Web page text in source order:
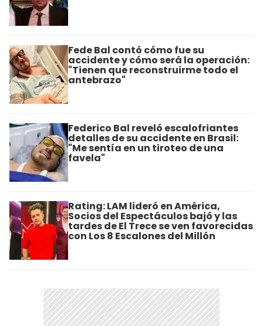
Fede Bal contó cómo fue su
accidente y cómo será la operación:
"Tienen que reconstruirme todo el
antebrazo"
Federico Bal reveló escalofriantes
detalles de su accidente en Brasil:
"Me sentía en un tiroteo de una
favela"
Rating: LAM lideró en América,
Socios del Espectáculos bajó y las
tardes de El Trece se ven favorecidas
con Los 8 Escalones del Millón